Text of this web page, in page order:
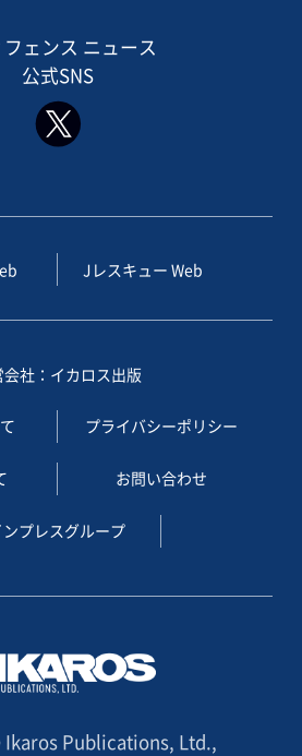
ェンス ニュース
公式SNS
Jレスキュー Web
会社：イカロス出版
プライバシーポリシー
お問い合わせ
ンプレスグループ
Publications, Ltd.,